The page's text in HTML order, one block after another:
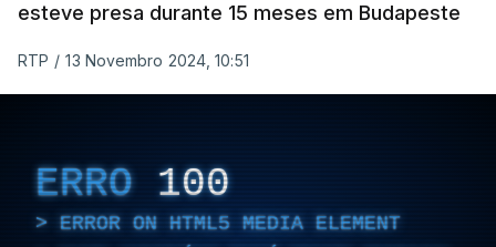
esteve presa durante 15 meses em Budapeste
RTP / 13 Novembro 2024, 10:51
ERRO 100
ERROR ON HTML5 MEDIA ELEMENT